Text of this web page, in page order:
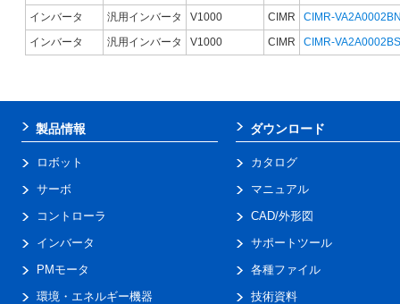
インバータ
汎用インバータ V1000 CIMR
CIMR-
インバータ
汎用インバータ V1000 CIMR CIMR-
製品情報
ロボット
サーボ
コントローラ
インバータ
PMモータ
環境・エネルギー機器
ダウンロード
カタログ
マニュアル
CAD/外形図
サポートツール
各種ファイル
技術資料